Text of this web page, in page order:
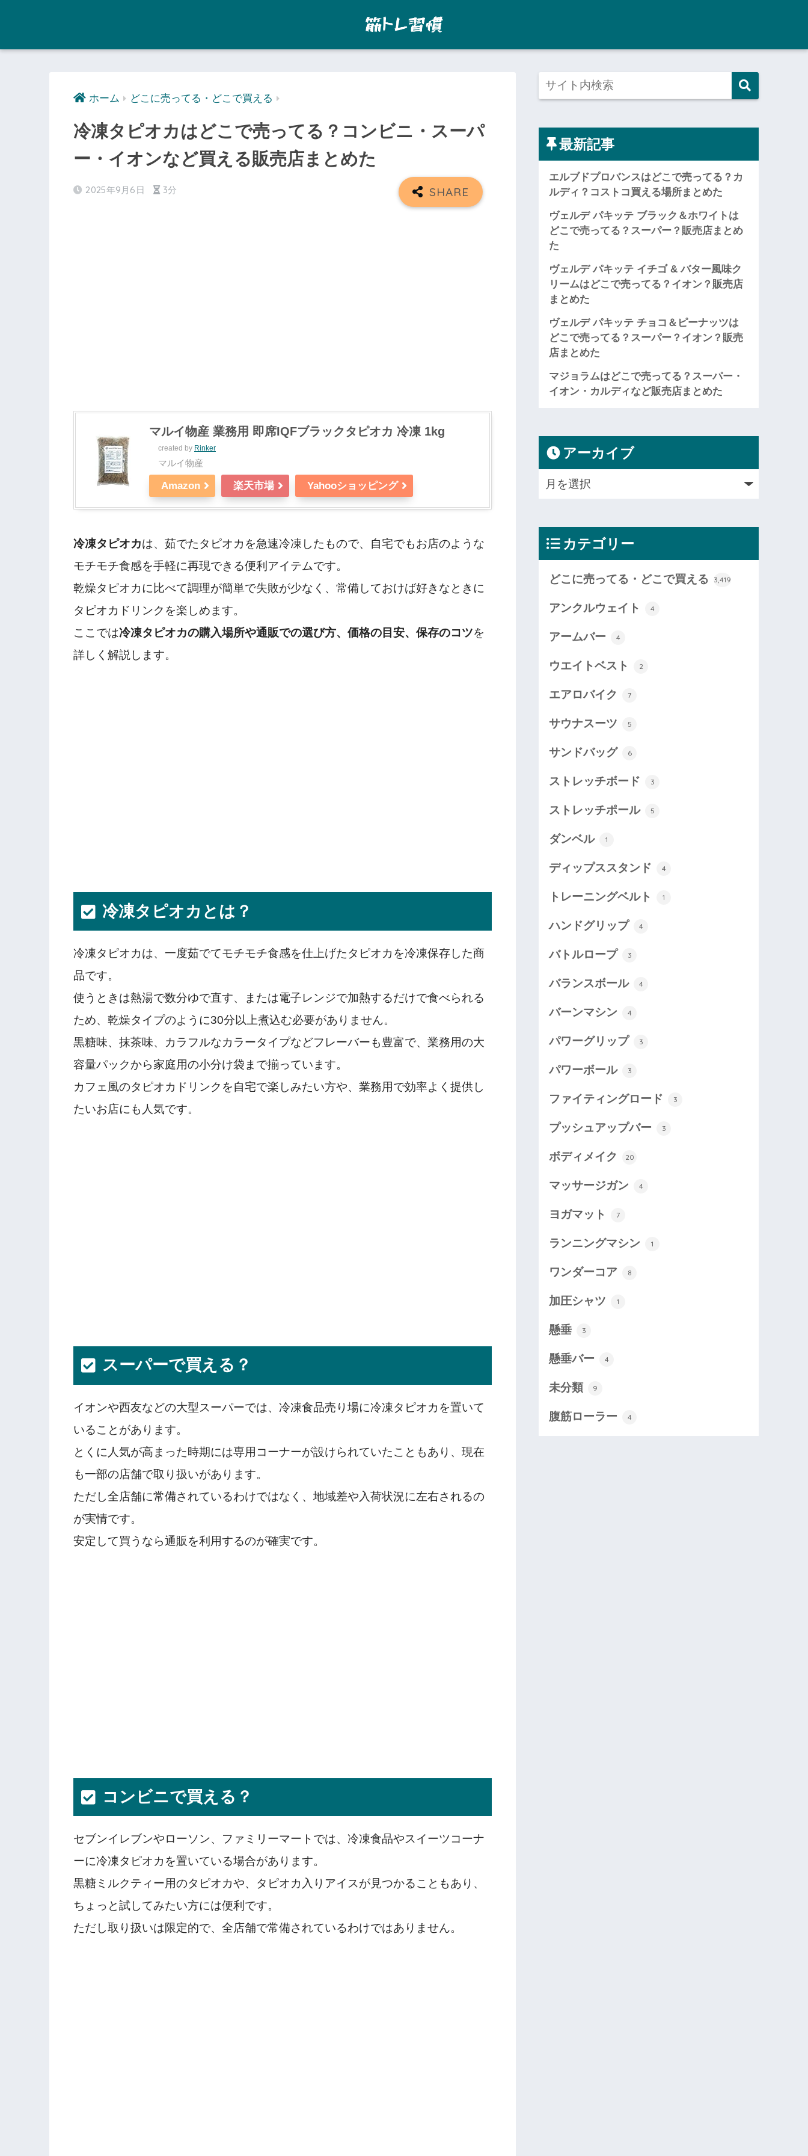
ホーム どこに売ってる・どこで買える
冷凍タピオカはどこで売ってる？コンビニ・スーパ
ー・イオンなど買える販売店まとめた
2025年9月6日 3分
マルイ物産 業務用 即席IQFブラックタピオカ 冷凍 1kg
created by Rinker
マルイ物産
Amazon 楽天市場 Yahooショッピング
冷凍タピオカは、茹でたタピオカを急速冷凍したもので、自宅でもお店のような
モチモチ食感を手軽に再現できる便利アイテムです。
乾燥タピオカに比べて調理が簡単で失敗が少なく、常備しておけば好きなときに
タピオカドリンクを楽しめます。
ここでは冷凍タピオカの購入場所や通販での選び方、価格の目安、保存のコツを
詳しく解説します。
冷凍タピオカとは？
冷凍タピオカは、一度茹でてモチモチ食感を仕上げたタピオカを冷凍保存した商
品です。
使うときは熱湯で数分ゆで直す、または電子レンジで加熱するだけで食べられる
ため、乾燥タイプのように30分以上煮込む必要がありません。
黒糖味、抹茶味、カラフルなカラータイプなどフレーバーも豊富で、業務用の大
容量パックから家庭用の小分け袋まで揃っています。
カフェ風のタピオカドリンクを自宅で楽しみたい方や、業務用で効率よく提供し
たいお店にも人気です。
スーパーで買える？
イオンや西友などの大型スーパーでは、冷凍食品売り場に冷凍タピオカを置いて
いることがあります。
とくに人気が高まった時期には専用コーナーが設けられていたこともあり、現在
も一部の店舗で取り扱いがあります。
ただし全店舗に常備されているわけではなく、地域差や入荷状況に左右されるの
が実情です。
安定して買うなら通販を利用するのが確実です。
コンビニで買える？
セブンイレブンやローソン、ファミリーマートでは、冷凍食品やスイーツコーナ
ーに冷凍タピオカを置いている場合があります。
黒糖ミルクティー用のタピオカや、タピオカ入りアイスが見つかることもあり、
ちょっと試してみたい方には便利です。
ただし取り扱いは限定的で、全店舗で常備されているわけではありません。
最新記事
エルブドプロバンスはどこで売ってる？カ
ルディ？コストコ買える場所まとめた
ヴェルデ パキッテ ブラック＆ホワイトは
どこで売ってる？スーパー？販売店まとめ
た
ヴェルデ パキッテ イチゴ & バター風味ク
リームはどこで売ってる？イオン？販売店
まとめた
ヴェルデ パキッテ チョコ＆ピーナッツは
どこで売ってる？スーパー？イオン？販売
店まとめた
マジョラムはどこで売ってる？スーパー・
イオン・カルディなど販売店まとめた
アーカイブ
カテゴリー
どこに売ってる・どこで買える 3,419
アンクルウェイト 4
アームバー 4
ウエイトベスト 2
エアロバイク 7
サウナスーツ 5
サンドバッグ 6
ストレッチボード 3
ストレッチポール 5
ダンベル 1
ディップススタンド 4
トレーニングベルト 1
ハンドグリップ 4
バトルロープ 3
バランスボール 4
バーンマシン 4
パワーグリップ 3
パワーボール 3
ファイティングロード 3
プッシュアップバー 3
ボディメイク 20
マッサージガン 4
ヨガマット 7
ランニングマシン 1
ワンダーコア 8
加圧シャツ 1
懸垂 3
懸垂バー 4
未分類 9
腹筋ローラー 4